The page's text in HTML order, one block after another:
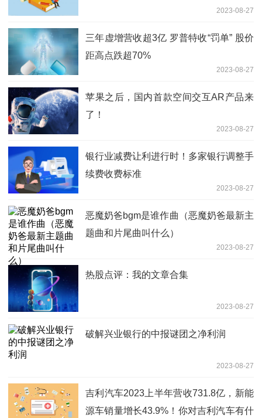
2023-08-27
三年虚增营收超3亿 罗普特收“罚单” 股价
距高点跌超70%
2023-08-27
苹果之后，国内首款空间交互AR产品来
了！
2023-08-27
银行业减费让利进行时！多家银行调整手
续费收费标准
2023-08-27
恶魔奶爸bgm是谁作曲（恶魔奶爸最新主
题曲和片尾曲叫什么）
2023-08-27
热股点评：我的文章合集
2023-08-27
破解兴业银行的中报谜团之净利润
2023-08-27
吉利汽车2023上半年营收731.8亿，新能
源车销量增长43.9%！你对吉利汽车有什